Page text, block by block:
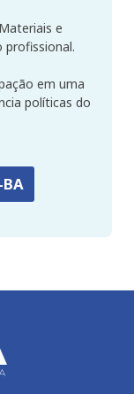
Materiais e
profissional.
em uma
políticas do